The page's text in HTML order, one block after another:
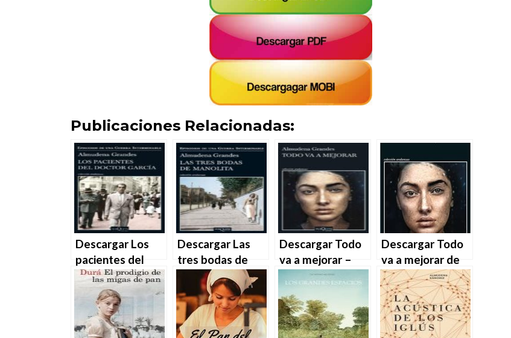
Publicaciones Relacionadas:
Descargar Los
pacientes del
doctor García –
Almudena
Grandes en EPUB
| PDF | MOBI
Descargar Las
tres bodas de
Manolita –
Almudena
Grandes en EPUB
| PDF | MOBI
Descargar Todo
va a mejorar –
Almudena
Grandes en EPUB
| PDF | MOBI
Descargar Todo
va a mejorar de
Almudena
Grandes en EPUB
| PDF | MOBI